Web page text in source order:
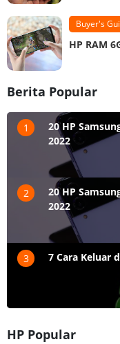
Buyer's
HP RAM
Berita Popular
1
20 HP
2022
2
20 HP
2022
3 7 Cara Keluar
HP Popular